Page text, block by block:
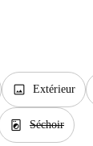
image Extérieur
local_laundry_service Séchoir